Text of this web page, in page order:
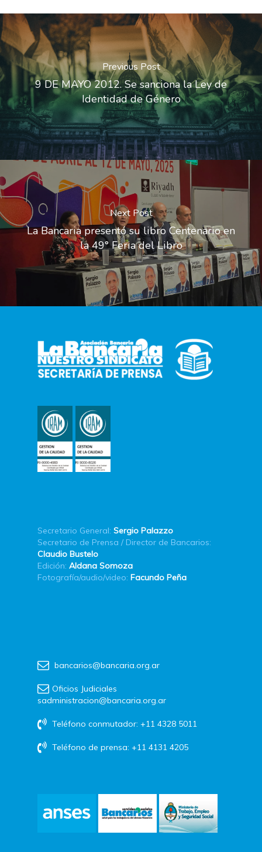
Previous Post
9 DE MAYO 2012. Se sanciona la Ley de
Identidad de Género
Next Post
La Bancaria presentó su libro Centenario en
la 49° Feria del Libro
Secretario General: Sergio Palazzo
Secretario de Prensa / Director de Bancarios:
Claudio Bustelo
Edición: Aldana Somoza
Fotografía/audio/video: Facundo Peña
bancarios@bancaria.org.ar
Oficios Judiciales
sadministracion@bancaria.org.ar
Teléfono conmutador: +11 4328 5011
Teléfono de prensa: +11 4131 4205